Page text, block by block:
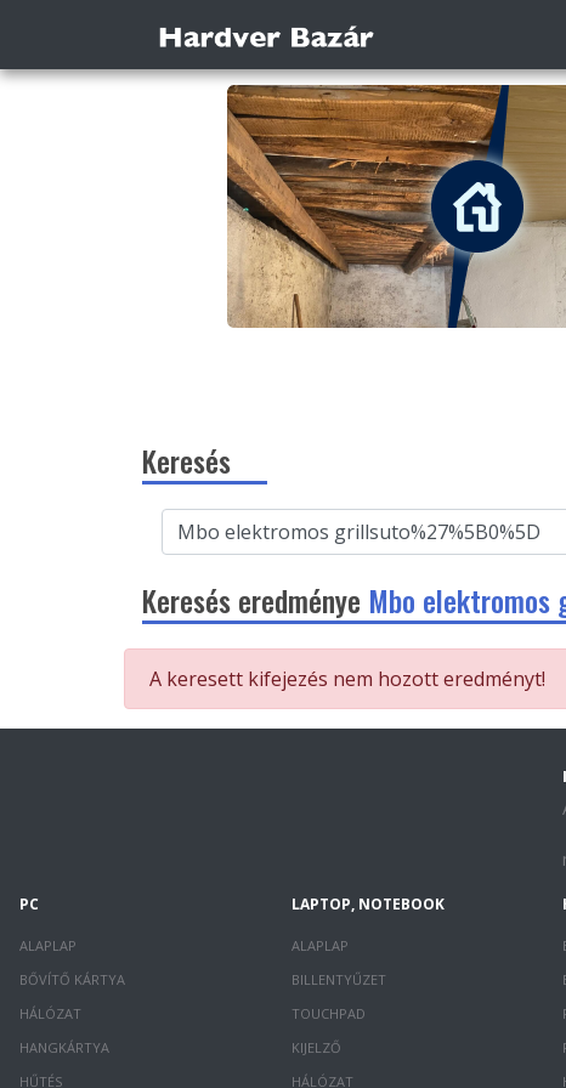
Keresés
Keresés eredménye Mbo
A keresett kifejezés nem hozott eredményt!
PC
ALAPLAP
BŐVÍTŐ KÁRTYA
HÁLÓZAT
HANGKÁRTYA
HŰTÉS
LAPTOP, NOTEBOOK
ALAPLAP
BILLENTYŰZET
TOUCHPAD
KIJELZŐ
HÁLÓZAT